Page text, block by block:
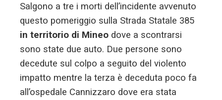
Salgono a tre i morti dell’incidente avvenuto
questo pomeriggio sulla Strada Statale 385
in territorio di Mineo dove a scontrarsi
sono state due auto. Due persone sono
decedute sul colpo a seguito del violento
impatto mentre la terza è deceduta poco fa
all’ospedale Cannizzaro dove era stata